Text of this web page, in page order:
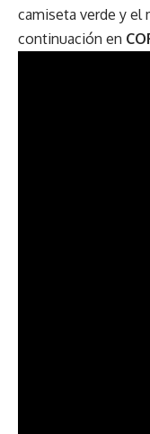
camiseta verde y el
continuación en